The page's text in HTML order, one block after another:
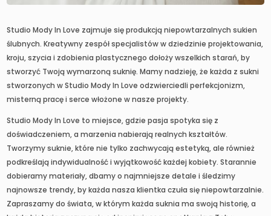
Studio Mody In Love zajmuje się produkcją niepowtarzalnych sukien
ślubnych. Kreatywny zespół specjalistów w dziedzinie projektowania,
kroju, szycia i zdobienia plastycznego dołoży wszelkich starań, by
stworzyć Twoją wymarzoną suknię. Mamy nadzieję, że każda z sukni
stworzonych w Studio Mody In Love odzwierciedli perfekcjonizm,
misterną pracę i serce włożone w nasze projekty.
Studio Mody In Love to miejsce, gdzie pasja spotyka się z
doświadczeniem, a marzenia nabierają realnych kształtów.
Tworzymy suknie, które nie tylko zachwycają estetyką, ale również
podkreślają indywidualność i wyjątkowość każdej kobiety. Starannie
dobieramy materiały, dbamy o najmniejsze detale i śledzimy
najnowsze trendy, by każda nasza klientka czuła się niepowtarzalnie.
Zapraszamy do świata, w którym każda suknia ma swoją historię, a